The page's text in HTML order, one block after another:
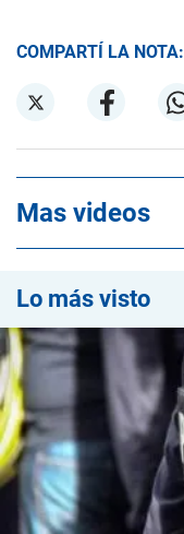
COMPARTÍ LA NOTA:
Mas videos
Lo más visto